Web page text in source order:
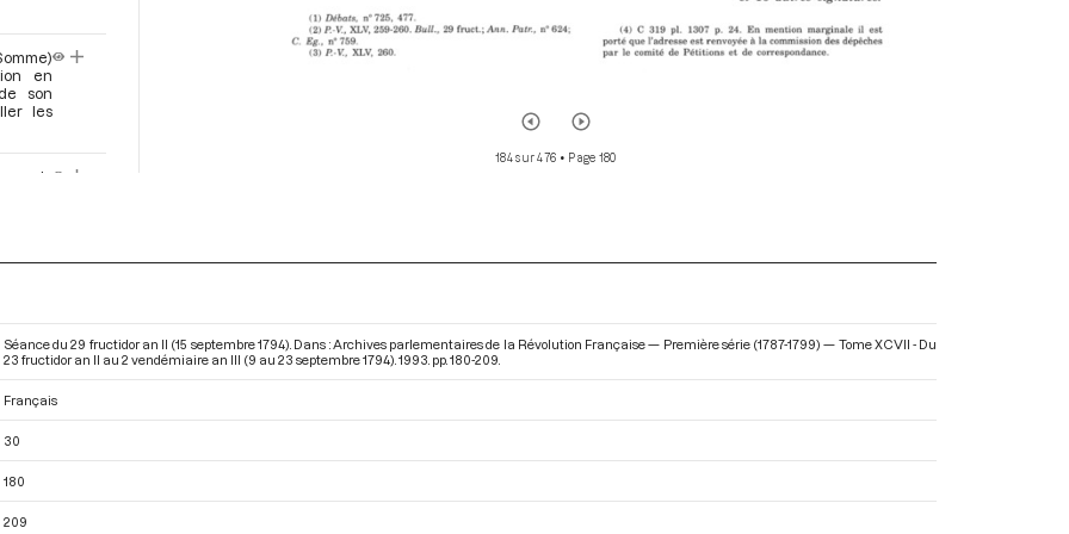
en
son
les
la
et
184 sur 476 • Page 180
Séance du 29 fructidor an II (15 septembre 1794). Dans : Archives parlementaires de la Révolution Française — Première série (1787-1799) — Tome XCVII - Du
23 fructidor an II au 2 vendémiaire an III (9 au 23 septembre 1794) . 1993. pp. 180-209.
Français
30
180
209